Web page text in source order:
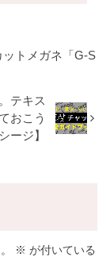
ットメガネ「G-S
テキス
おこう
ージ】
※ が付いている